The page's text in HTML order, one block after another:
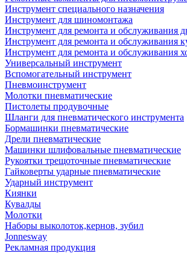
Инструмент специального назначения
Инструмент для шиномонтажа
Инструмент для ремонта и обслуживания
Инструмент для ремонта и обслуживания
Инструмент для ремонта и обслуживания
Универсальный инструмент
Вспомогательный инструмент
Пневмоинструмент
Молотки пневматические
Пистолеты продувочные
Шланги для пневматического инструмента
Бормашинки пневматические
Дрели пневматические
Машинки шлифовальные пневматические
Рукоятки трещоточные пневматические
Гайковерты ударные пневматические
Ударный инструмент
Киянки
Кувалды
Молотки
Наборы выколоток,кернов, зубил
Jonnesway
Рекламная продукция